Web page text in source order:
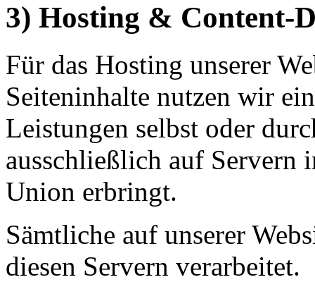
3) Hosting & Content-
Für das Hosting unserer
Seiteninhalte nutzen wir
Leistungen selbst oder
ausschließlich auf Servern
Union erbringt.
Sämtliche auf unserer
diesen Servern verarbeitet.